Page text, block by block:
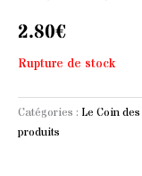
2.80€
Rupture de stock
Catégories : Le Coin
produits